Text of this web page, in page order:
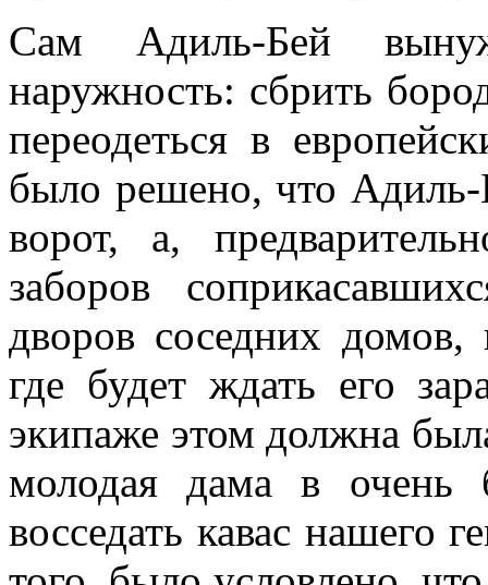
Сам Адиль-Бей
наружность: сбрить
переодеться в
было решено, что Адиль-
ворот, а,
заборов
дворов соседних
где будет ждать его
экипаже этом долж­на
моло­дая дама в очень
восседать кавас нашего